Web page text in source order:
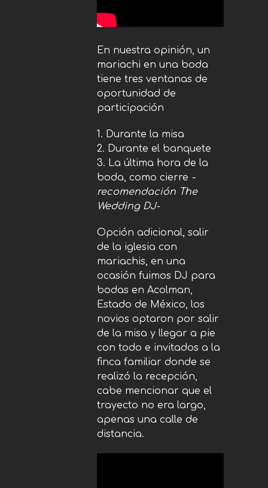
En nuestra opinión, un
mariachi en una boda
tiene tres ventanas de
oportunidad de
participación
1. Durante la misa
2. Durante el banquete
3. La última hora de la
boda, como cierre -
recomendación The
Wedding DJ-
Opción adicional, salir
de la iglesia con
mariachis, en una
ocasión fuimos DJ para
bodas en Acolman,
Estado de México, los
novios optaron por salir
de la misa y llegar a pie
con todo e invitados a la
finca familiar donde se
realizó la recepción,
cabe mencionar que el
trayecto no era largo,
apenas una calle de
distancia.